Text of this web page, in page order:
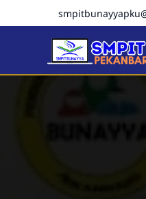
SMPIT